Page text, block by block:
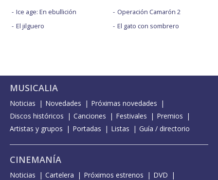
Ice age: En ebullición
El jilguero
Operación Camarón 2
El gato con sombrero
MUSICALIA
Noticias Novedades
Próximas novedades
Discos históricos
Canciones Festivales
Premios
Artistas y grupos
Portadas Listas Guía / directorio
CINEMANÍA
Noticias Cartelera Próximos estrenos
DVD